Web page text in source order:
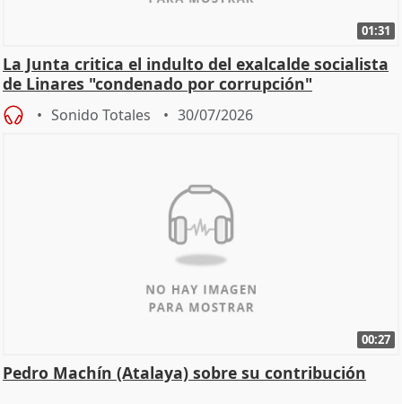
01:31
La Junta critica el indulto del exalcalde socialista
de Linares "condenado por corrupción"
Sonido Totales 30/07/2026
00:27
Pedro Machín (Atalaya) sobre su contribución